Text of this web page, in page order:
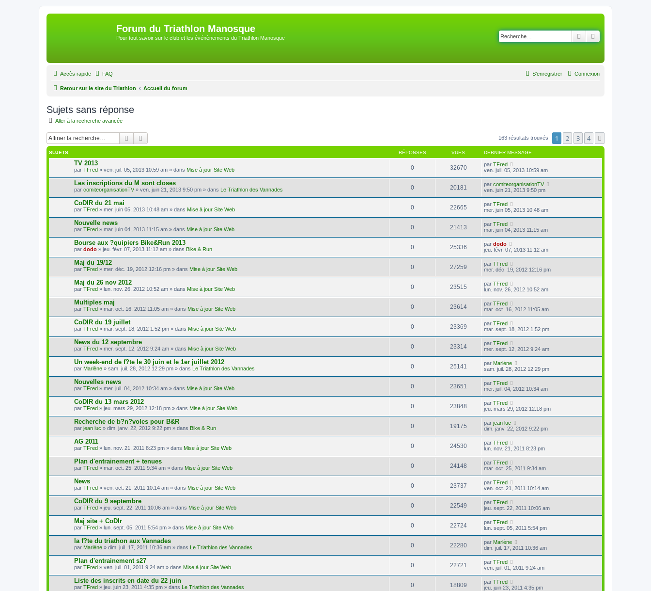
Forum du Triathlon Manosque
Pour tout savoir sur le club et les événènements du Triathlon Manosque Rechercher
Accès rapide FAQ Connexion
S’enregistrer
Retour sur le site du Triathlon Accueil du forum
Sujets sans réponse
Aller à la recherche avancée
Rechercher 163 résultats trouvés 1 2 3 4
SUJETS RÉPONSES VUES DERNIER MESSAGE
TV 2013
par TFred » ven. juil. 05, 2013 10:59 am » dans Mise à jour Site Web 0 32670 par TFred
ven. juil. 05, 2013 10:59 am
Les inscriptions du M sont closes
par comiteorganisationTV » ven. juin 21, 2013 9:50 pm » dans Le Triathlon des Vannades 0 20181 par comiteorganisationTV
ven. juin 21, 2013 9:50 pm
CoDIR du 21 mai
par TFred » mer. juin 05, 2013 10:48 am » dans Mise à jour Site Web 0 22665 par TFred
mer. juin 05, 2013 10:48 am
Nouvelle news
par TFred » mar. juin 04, 2013 11:15 am » dans Mise à jour Site Web 0 21413 par TFred
mar. juin 04, 2013 11:15 am
Bourse aux ?quipiers Bike&Run 2013
par dodo » jeu. févr. 07, 2013 11:12 am » dans Bike & Run 0 25336 par dodo
jeu. févr. 07, 2013 11:12 am
Maj du 19/12
par TFred » mer. déc. 19, 2012 12:16 pm » dans Mise à jour Site Web 0 27259 par TFred
mer. déc. 19, 2012 12:16 pm
Maj du 26 nov 2012
par TFred » lun. nov. 26, 2012 10:52 am » dans Mise à jour Site Web 0 23515 par TFred
lun. nov. 26, 2012 10:52 am
Multiples maj
par TFred » mar. oct. 16, 2012 11:05 am » dans Mise à jour Site Web 0 23614 par TFred
mar. oct. 16, 2012 11:05 am
CoDIR du 19 juillet
par TFred » mar. sept. 18, 2012 1:52 pm » dans Mise à jour Site Web 0 23369 par TFred
mar. sept. 18, 2012 1:52 pm
News du 12 septembre
par TFred » mer. sept. 12, 2012 9:24 am » dans Mise à jour Site Web 0 23314 par TFred
mer. sept. 12, 2012 9:24 am
Un week-end de f?te le 30 juin et le 1er juillet 2012
par Marlène » sam. juil. 28, 2012 12:29 pm » dans Le Triathlon des Vannades 0 25141 par Marlène
sam. juil. 28, 2012 12:29 pm
Nouvelles news
par TFred » mer. juil. 04, 2012 10:34 am » dans Mise à jour Site Web 0 23651 par TFred
mer. juil. 04, 2012 10:34 am
CoDIR du 13 mars 2012
par TFred » jeu. mars 29, 2012 12:18 pm » dans Mise à jour Site Web 0 23848 par TFred
jeu. mars 29, 2012 12:18 pm
Recherche de b?n?voles pour B&R
par jean luc » dim. janv. 22, 2012 9:22 pm » dans Bike & Run 0 19175 par jean luc
dim. janv. 22, 2012 9:22 pm
AG 2011
par TFred » lun. nov. 21, 2011 8:23 pm » dans Mise à jour Site Web 0 24530 par TFred
lun. nov. 21, 2011 8:23 pm
Plan d'entrainement + tenues
par TFred » mar. oct. 25, 2011 9:34 am » dans Mise à jour Site Web 0 24148 par TFred
mar. oct. 25, 2011 9:34 am
News
par TFred » ven. oct. 21, 2011 10:14 am » dans Mise à jour Site Web 0 23737 par TFred
ven. oct. 21, 2011 10:14 am
CoDIR du 9 septembre
par TFred » jeu. sept. 22, 2011 10:06 am » dans Mise à jour Site Web 0 22549 par TFred
jeu. sept. 22, 2011 10:06 am
Maj site + CoDIr
par TFred » lun. sept. 05, 2011 5:54 pm » dans Mise à jour Site Web 0 22724 par TFred
lun. sept. 05, 2011 5:54 pm
la f?te du triathon aux Vannades
par Marlène » dim. juil. 17, 2011 10:36 am » dans Le Triathlon des Vannades 0 22280 par Marlène
dim. juil. 17, 2011 10:36 am
Plan d'entrainement s27
par TFred » ven. juil. 01, 2011 9:24 am » dans Mise à jour Site Web 0 22721 par TFred
ven. juil. 01, 2011 9:24 am
Liste des inscrits en date du 22 juin
par TFred » jeu. juin 23, 2011 4:35 pm » dans Le Triathlon des Vannades 0 18809 par TFred
jeu. juin 23, 2011 4:35 pm